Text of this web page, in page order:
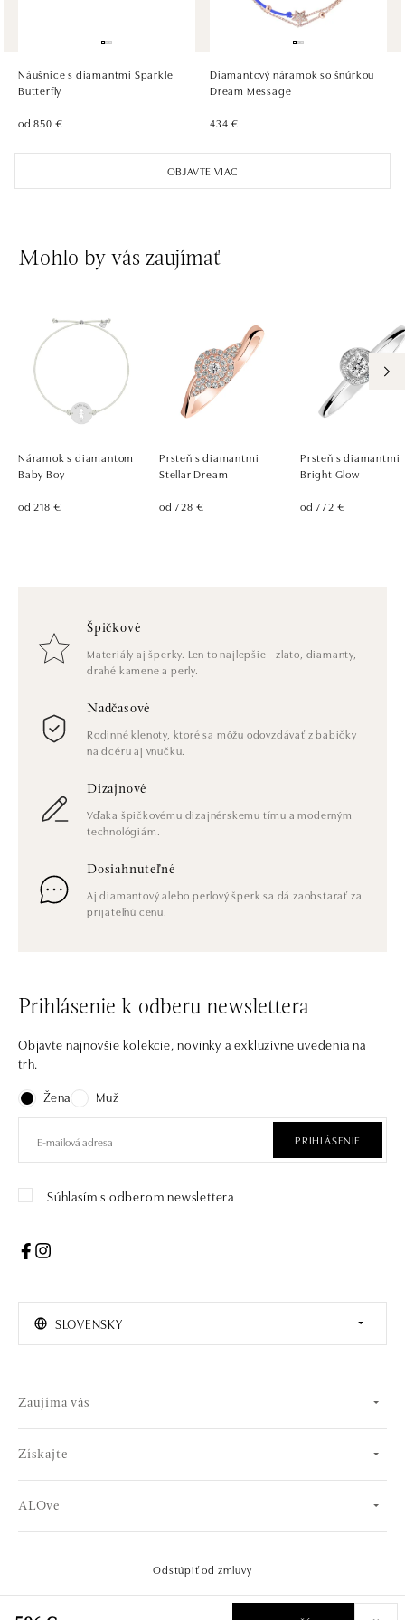
ALOve Westfield Černý most, Praha 9
Chlumecká 765/6, 198 19 Praha 9
dnes otvorené od 09:00
Roztylská 2321/19, 148 00 Praha 4 - Chodov
dnes otvorené od 09:00
OBJAVTE VIAC
Náušnice s diamantmi Sparkle
Butterfly
od 850 €
Diamantový náramok so šnúrkou
Dream Message
434 €
Mohlo by vás zaujímať
Náramok s diamantom
Baby Boy
od 218 €
Prsteň s diamantmi
Stellar Dream
od 728 €
Prsteň s diamantmi
Bright Glow
od 772 €
Špičkové
Materiály aj šperky. Len to najlepšie - zlato, diamanty,
drahé kamene a perly.
Nadčasové
Rodinné klenoty, ktoré sa môžu odovzdávať z babičky
na dcéru aj vnučku.
Dizajnové
Vďaka špičkovému dizajnérskemu tímu a moderným
technológiám.
Dosiahnuteľné
Aj diamantový alebo perlový šperk sa dá zaobstarať za
prijateľnú cenu.
Prihlásenie k odberu newslettera
Objavte najnovšie kolekcie, novinky a exkluzívne uvedenia na
trh.
Žena
Muž
PRIHLÁSENIE
Súhlasím s odberom newslettera
SLOVENSKY
Zaujíma vás
Získajte
ALOve
© 2026 OLA online s.r.o.. Všetky práva vyhradené..
Odstúpiť od zmluvy